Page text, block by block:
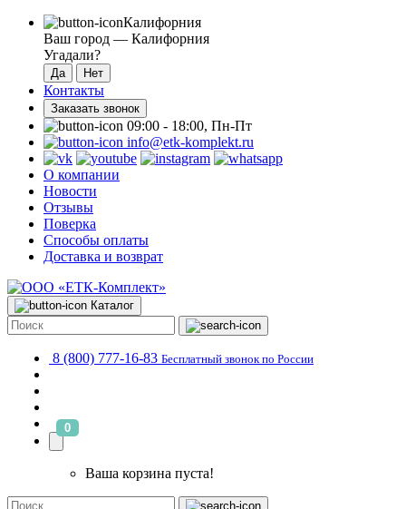
Калифорния
Ваш город — Калифорния
Угадали?
Контакты
Заказать звонок
09:00 - 18:00, Пн-Пт
info@etk-komplekt.ru
О компании
Новости
Отзывы
Поверка
Способы оплаты
Доставка и возврат
Каталог
8 (800) 777-16-83 Бесплатный звонок по России
0
Ваша корзина пуста!